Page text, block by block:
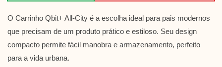
O Carrinho Qbit+ All-City é a escolha ideal para pais modernos
que precisam de um produto prático e estiloso. Seu design
compacto permite fácil manobra e armazenamento, perfeito
para a vida urbana.